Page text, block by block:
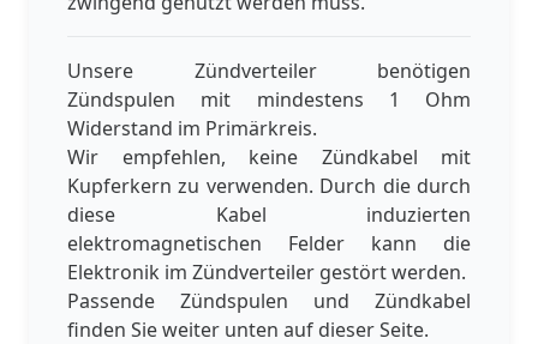
Unsere Zündverteiler benötigen
Zündspulen mit mindestens 1 Ohm
Widerstand im Primärkreis.
Wir empfehlen, keine Zündkabel mit
Kupferkern zu verwenden. Durch die durch
diese Kabel induzierten
elektromagnetischen Felder kann die
Elektronik im Zündverteiler gestört werden.
Passende Zündspulen und Zündkabel
finden Sie weiter unten auf dieser Seite.